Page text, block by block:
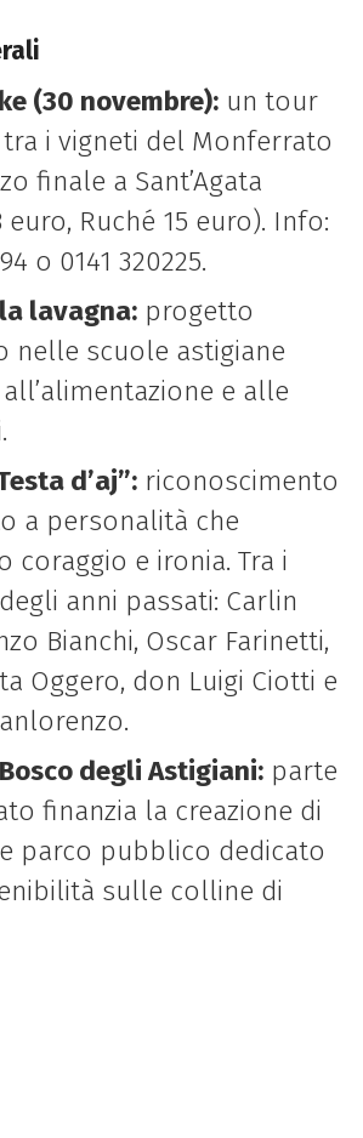
(30 novembre):un tour
i vigneti del Monferrato
finale a Sant’Agata
euro, Ruché 15 euro). Info:
o 0141 320225.
lavagna:progetto
nelle scuole astigiane
e alle
d’aj”:riconoscimento
a personalità che
coraggio e ironia. Tra i
anni passati: Carlin
Bianchi, Oscar Farinetti,
Oggero, don Luigi Ciotti e
degli Astigiani:parte
finanzia la creazione di
parco pubblico dedicato
sulle colline di